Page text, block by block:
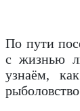
По пути
с жизнью
узнаём,